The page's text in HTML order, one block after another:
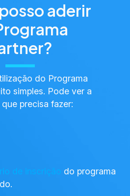
aderir
do Programa
simples. Pode ver a
precisa fazer:
de inscrição do programa